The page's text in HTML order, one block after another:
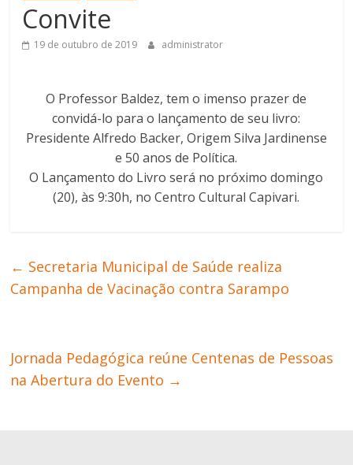
Convite
19 de outubro de 2019 administrator
O Professor Baldez, tem o imenso prazer de
convidá-lo para o lançamento de seu livro:
Presidente Alfredo Backer, Origem Silva Jardinense
e 50 anos de Política.
O Lançamento do Livro será no próximo domingo
(20), às 9:30h, no Centro Cultural Capivari.
← Secretaria Municipal de Saúde realiza
Campanha de Vacinação contra Sarampo
Jornada Pedagógica reúne Centenas de Pessoas
na Abertura do Evento →